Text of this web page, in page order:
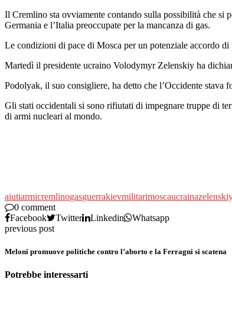
Il Cremlino sta ovviamente contando sulla possibilità che si
Germania e l’Italia preoccupate per la mancanza di gas.
Le condizioni di pace di Mosca per un potenziale accordo di
Martedì il presidente ucraino Volodymyr Zelenskiy ha
Podolyak, il suo consigliere, ha detto che l’Occidente stava
Gli stati occidentali si sono rifiutati di impegnare truppe di
di armi nucleari al mondo.
aiutiarmicremlinogasguerrakievmilitarimoscaucraina
0 comment
Facebook
Twitter Linkedin
Whatsapp
previous post
Meloni promuove politiche contro l’aborto e la Ferragni si scatena
Potrebbe interessarti